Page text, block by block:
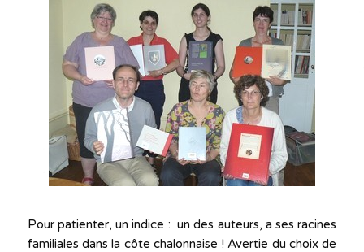
Pour patienter, un indice : un des auteurs, a ses racines
familiales dans la côte chalonnaise ! Avertie du choix de